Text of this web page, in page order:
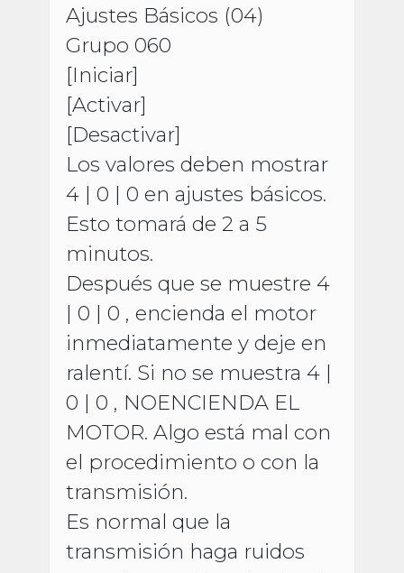
Ajustes Básicos (04)
Grupo 060
[Iniciar]
[Activar]
[Desactivar]
Los valores deben mostrar
4 | 0 | 0 en ajustes básicos.
Esto tomará de 2 a 5
minutos.
Después que se muestre 4
| 0 | 0 , encienda el motor
inmediatamente y deje en
ralentí. Si no se muestra 4 |
0 | 0 , NOENCIENDA EL
MOTOR. Algo está mal con
el procedimiento o con la
transmisión.
Es normal que la
transmisión haga ruidos